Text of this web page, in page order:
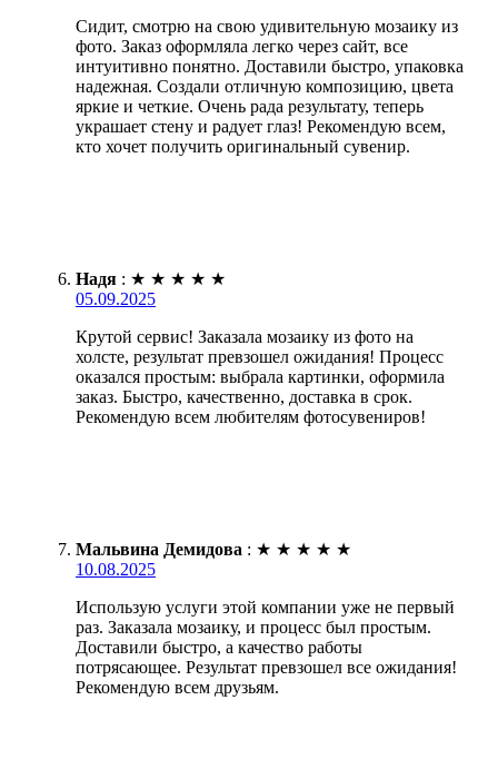
Сидит, смотрю на свою удивительную мозаику из
фото. Заказ оформляла легко через сайт, все
интуитивно понятно. Доставили быстро, упаковка
надежная. Создали отличную композицию, цвета
яркие и четкие. Очень рада результату, теперь
украшает стену и радует глаз! Рекомендую всем,
кто хочет получить оригинальный сувенир.
Надя : ★ ★ ★ ★ ★
05.09.2025
Крутой сервис! Заказала мозаику из фото на
холсте, результат превзошел ожидания! Процесс
оказался простым: выбрала картинки, оформила
заказ. Быстро, качественно, доставка в срок.
Рекомендую всем любителям фотосувениров!
Мальвина Демидова : ★ ★ ★ ★ ★
10.08.2025
Использую услуги этой компании уже не первый
раз. Заказала мозаику, и процесс был простым.
Доставили быстро, а качество работы
потрясающее. Результат превзошел все ожидания!
Рекомендую всем друзьям.